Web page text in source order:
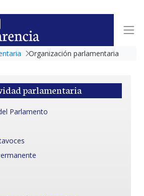
Organización parlamentaria
parlamentaria
Parlamento